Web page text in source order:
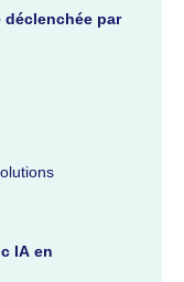
par
IA en